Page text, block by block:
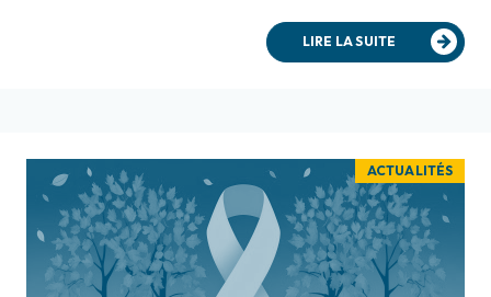
LIRE LA SUITE
ACTUALITÉS